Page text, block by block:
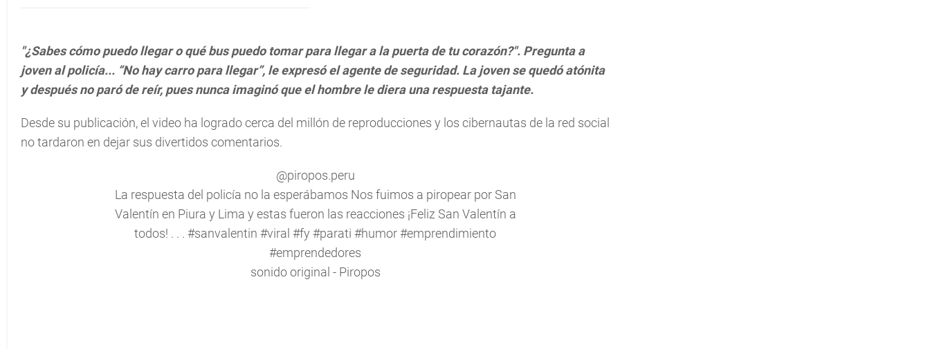
"¿Sabes cómo puedo llegar o qué bus puedo tomar para llegar a la puerta de tu corazón?". Pregunta a
joven al policía... “No hay carro para llegar”, le expresó el agente de seguridad. La joven se quedó atónita
y después no paró de reír, pues nunca imaginó que el hombre le diera una respuesta tajante.
Desde su publicación, el video ha logrado cerca del millón de reproducciones y los cibernautas de la red social
no tardaron en dejar sus divertidos comentarios.
@piropos.peru
La respuesta del policía no la esperábamos Nos fuimos a piropear por San
Valentín en Piura y Lima y estas fueron las reacciones ¡Feliz San Valentín a
todos! . . . #sanvalentin #viral #fy #parati #humor#emprendimiento
#emprendedores
sonido original - Piropos